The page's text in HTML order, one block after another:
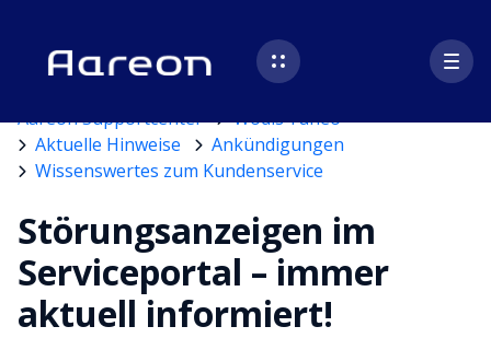
Aareon Supportcenter
Wodis Yuneo
Aktuelle Hinweise
Ankündigungen
Wissenswertes zum Kundenservice
Störungsanzeigen im
Serviceportal – immer
aktuell informiert!